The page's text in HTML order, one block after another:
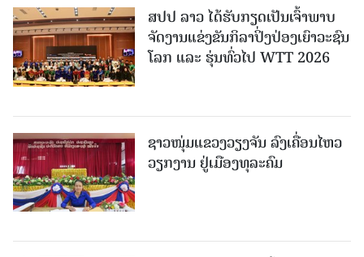
ສປປ ລາວ ໄດ້ຮັບກຽດເປັນເຈົ້າພາບ
ຈັດງານແຂ່ງຂັນກິລາປິ່ງປ່ອງເຍົາວະຊົນ
ໂລກ ແລະ ຮຸ່ນທົ່ວໄປ WTT 2026
ຊາວໜຸ່ມແຂວງວຽງຈັນ ລົງເຄື່ອນໄຫວ
ວຽກງານ ຢູ່ເມືອງທຸລະຄົມ